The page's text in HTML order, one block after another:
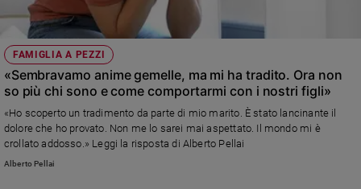
FAMIGLIA A PEZZI
«Sembravamo anime gemelle, ma mi ha tradito. Ora non
so più chi sono e come comportarmi con i nostri figli»
«Ho scoperto un tradimento da parte di mio marito. È stato lancinante il
dolore che ho provato. Non me lo sarei mai aspettato. Il mondo mi è
crollato addosso.» Leggi la risposta di Alberto Pellai
Alberto Pellai